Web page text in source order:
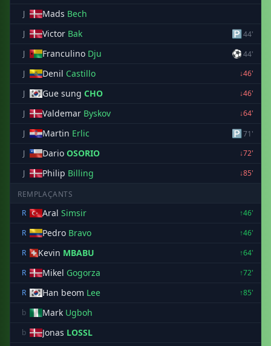
J Mads Bech
J Victor Bak 🅿44'
J
Franculino Dju ⚽44'
J
Denil Castillo
↓46'
J
Gue sung CHO
↓46'
J
Valdemar Byskov
↓64'
J
Martin Erlic 🅿71'
J
Dario OSORIO
↓72'
J
Philip Billing ↓85'
REMPLAÇANTS
R
Aral Simsir
↑46'
R
Pedro Bravo
↑46'
R
Kevin MBABU
↑64'
R
Mikel Gogorza
↑72'
R
Han beom Lee
↑85'
b
Mark Ugboh
b Jonas LOSSL